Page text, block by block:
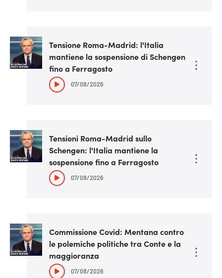
Tensione Roma-Madrid: l'Italia
mantiene la sospensione di Schengen
fino a Ferragosto
07/08/2026
Tensioni Roma-Madrid sullo
Schengen: l'Italia mantiene la
sospensione fino a Ferragosto
07/08/2026
Commissione Covid: Mentana contro
le polemiche politiche tra Conte e la
maggioranza
07/08/2026